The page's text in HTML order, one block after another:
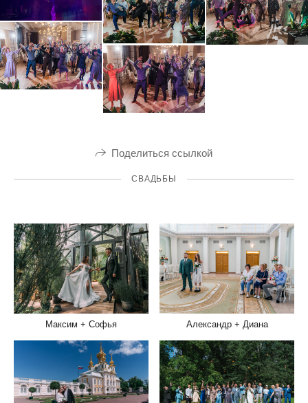
Поделиться ссылкой
СВАДЬБЫ
Максим + Софья Александр + Диана